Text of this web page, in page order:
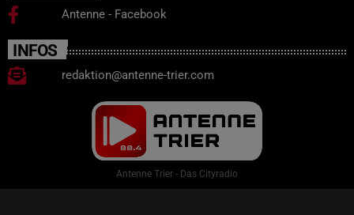
Antenne - Facebook
INFOS
redaktion@antenne-trier.com
Antenne Trier - Das Cityradio